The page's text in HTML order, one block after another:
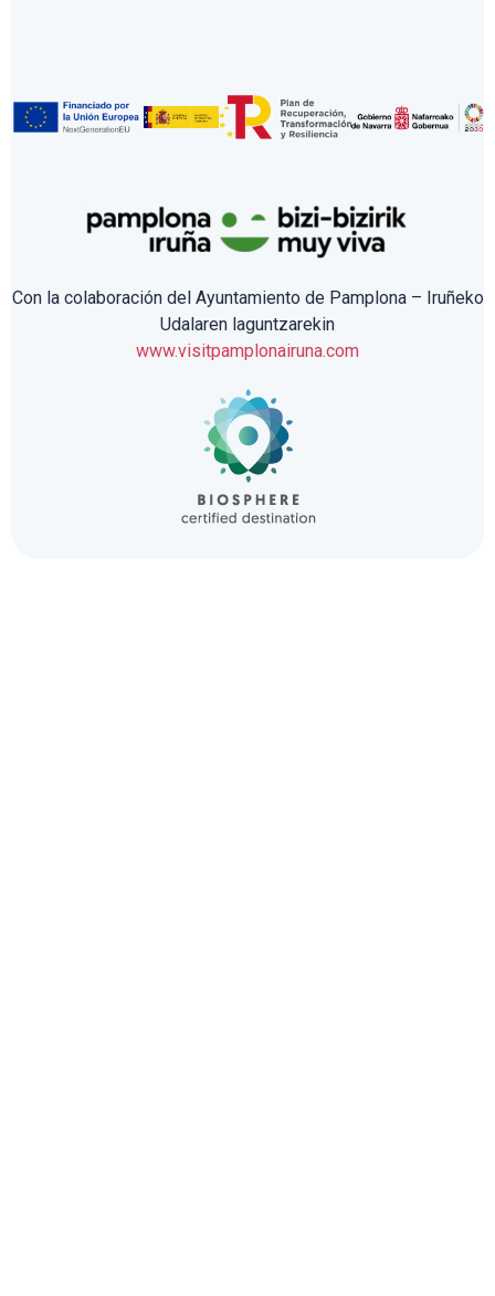
Con la colaboración del Ayuntamiento de Pamplona – Iruñeko
Udalaren laguntzarekin
www.visitpamplonairuna.com